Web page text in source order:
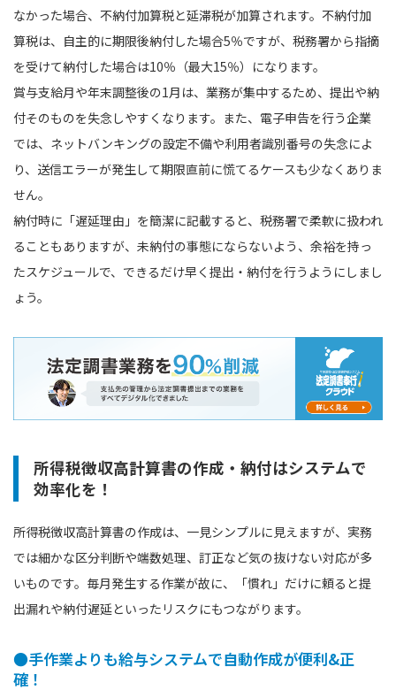
なかった場合、不納付加算税と延滞税が加算されます。不納付加
算税は、自主的に期限後納付した場合5％ですが、税務署から指摘
を受けて納付した場合は10％（最大15％）になります。
賞与支給月や年末調整後の1月は、業務が集中するため、提出や納
付そのものを失念しやすくなります。また、電子申告を行う企業
では、ネットバンキングの設定不備や利用者識別番号の失念によ
り、送信エラーが発生して期限直前に慌てるケースも少なくありま
せん。
納付時に「遅延理由」を簡潔に記載すると、税務署で柔軟に扱われ
ることもありますが、未納付の事態にならないよう、余裕を持っ
たスケジュールで、できるだけ早く提出・納付を行うようにしまし
ょう。
所得税徴収高計算書の作成・納付はシステムで
効率化を！
所得税徴収高計算書の作成は、一見シンプルに見えますが、実務
では細かな区分判断や端数処理、訂正など気の抜けない対応が多
いものです。毎月発生する作業が故に、「慣れ」だけに頼ると提
出漏れや納付遅延といったリスクにもつながります。
●手作業よりも給与システムで自動作成が便利&正
確！